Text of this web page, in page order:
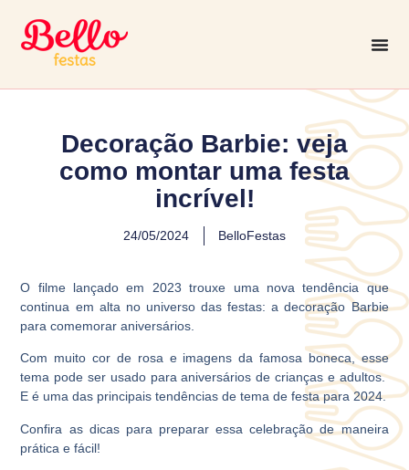
Decoração Barbie: veja
como montar uma festa
incrível!
24/05/2024 BelloFestas
O filme lançado em 2023 trouxe uma nova tendência que
continua em alta no universo das festas: a decoração Barbie
para comemorar aniversários.
Com muito cor de rosa e imagens da famosa boneca, esse
tema pode ser usado para aniversários de crianças e adultos.
E é uma das principais tendências de tema de festa para 2024.
Confira as dicas para preparar essa celebração de maneira
prática e fácil!